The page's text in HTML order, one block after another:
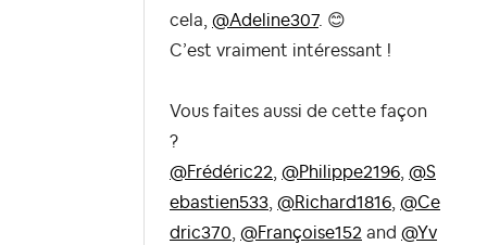
cela, @Adeline307. 😊
C’est vraiment intéressant !
Vous faites aussi de cette façon
?
@Frédéric22 @Philippe2196 @S
ebastien533 @Richard1816 @Ce
dric370 @Françoise152 and @Yv